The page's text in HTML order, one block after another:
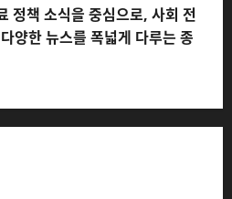
정책 소식을 중심으로, 사회 전
양한 뉴스를 폭넓게 다루는 종